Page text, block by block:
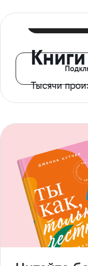
Книги
Тысячи
с доступом